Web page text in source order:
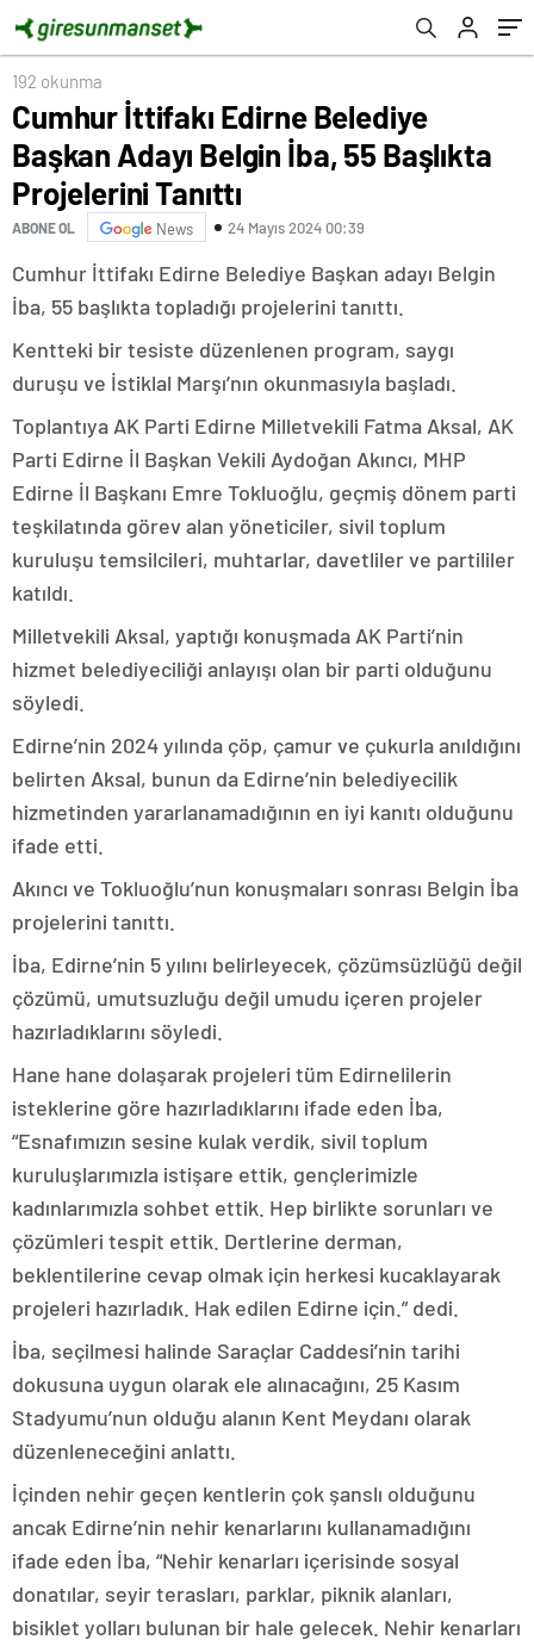
192 okunma
Cumhur İttifakı Edirne Belediye
Başkan Adayı Belgin İba, 55 Başlıkta
Projelerini Tanıttı
ABONE OL News 24 Mayıs 2024 00:39
Cumhur İttifakı Edirne Belediye Başkan adayı Belgin
İba, 55 başlıkta topladığı projelerini tanıttı.
Kentteki bir tesiste düzenlenen program, saygı
duruşu ve İstiklal Marşı’nın okunmasıyla başladı.
Toplantıya AK Parti Edirne Milletvekili Fatma Aksal, AK
Parti Edirne İl Başkan Vekili Aydoğan Akıncı, MHP
Edirne İl Başkanı Emre Tokluoğlu, geçmiş dönem parti
teşkilatında görev alan yöneticiler, sivil toplum
kuruluşu temsilcileri, muhtarlar, davetliler ve partililer
katıldı.
Milletvekili Aksal, yaptığı konuşmada AK Parti’nin
hizmet belediyeciliği anlayışı olan bir parti olduğunu
söyledi.
Edirne’nin 2024 yılında çöp, çamur ve çukurla anıldığını
belirten Aksal, bunun da Edirne’nin belediyecilik
hizmetinden yararlanamadığının en iyi kanıtı olduğunu
ifade etti.
Akıncı ve Tokluoğlu’nun konuşmaları sonrası Belgin İba
projelerini tanıttı.
İba, Edirne’nin 5 yılını belirleyecek, çözümsüzlüğü değil
çözümü, umutsuzluğu değil umudu içeren projeler
hazırladıklarını söyledi.
Hane hane dolaşarak projeleri tüm Edirnelilerin
isteklerine göre hazırladıklarını ifade eden İba,
“Esnafımızın sesine kulak verdik, sivil toplum
kuruluşlarımızla istişare ettik, gençlerimizle
kadınlarımızla sohbet ettik. Hep birlikte sorunları ve
çözümleri tespit ettik. Dertlerine derman,
beklentilerine cevap olmak için herkesi kucaklayarak
projeleri hazırladık. Hak edilen Edirne için.” dedi.
İba, seçilmesi halinde Saraçlar Caddesi’nin tarihi
dokusuna uygun olarak ele alınacağını, 25 Kasım
Stadyumu’nun olduğu alanın Kent Meydanı olarak
düzenleneceğini anlattı.
İçinden nehir geçen kentlerin çok şanslı olduğunu
ancak Edirne’nin nehir kenarlarını kullanamadığını
ifade eden İba, “Nehir kenarları içerisinde sosyal
donatılar, seyir terasları, parklar, piknik alanları,
bisiklet yolları bulunan bir hale gelecek. Nehir kenarları